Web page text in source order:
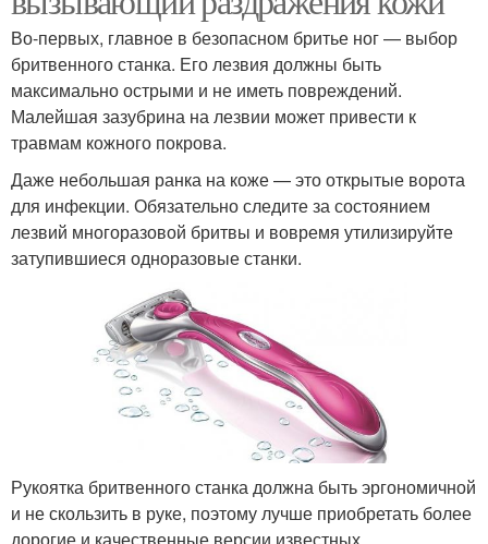
Во-первых, главное в безопасном бритье ног — выбор
бритвенного станка. Его лезвия должны быть
максимально острыми и не иметь повреждений.
Малейшая зазубрина на лезвии может привести к
травмам кожного покрова.
Даже небольшая ранка на коже — это открытые ворота
для инфекции. Обязательно следите за состоянием
лезвий многоразовой бритвы и вовремя утилизируйте
затупившиеся одноразовые станки.
Рукоятка бритвенного станка должна быть эргономичной
и не скользить в руке, поэтому лучше приобретать более
дорогие и качественные версии известных